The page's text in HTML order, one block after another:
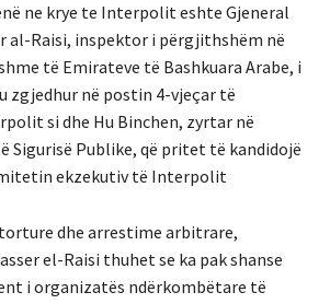
ne krye te Interpolit eshte Gjeneral
al-Raisi, inspektor i përgjithshëm në
të Emirateve të Bashkuara Arabe, i
zgjedhur në postin 4-vjeçar të
si dhe Hu Binchen, zyrtar në
Sigurisë Publike, që pritet të kandidojë
ekzekutiv të Interpolit
dhe arrestime arbitrare,
el-Raisi thuhet se ka pak shanse
i organizatës ndërkombëtare të